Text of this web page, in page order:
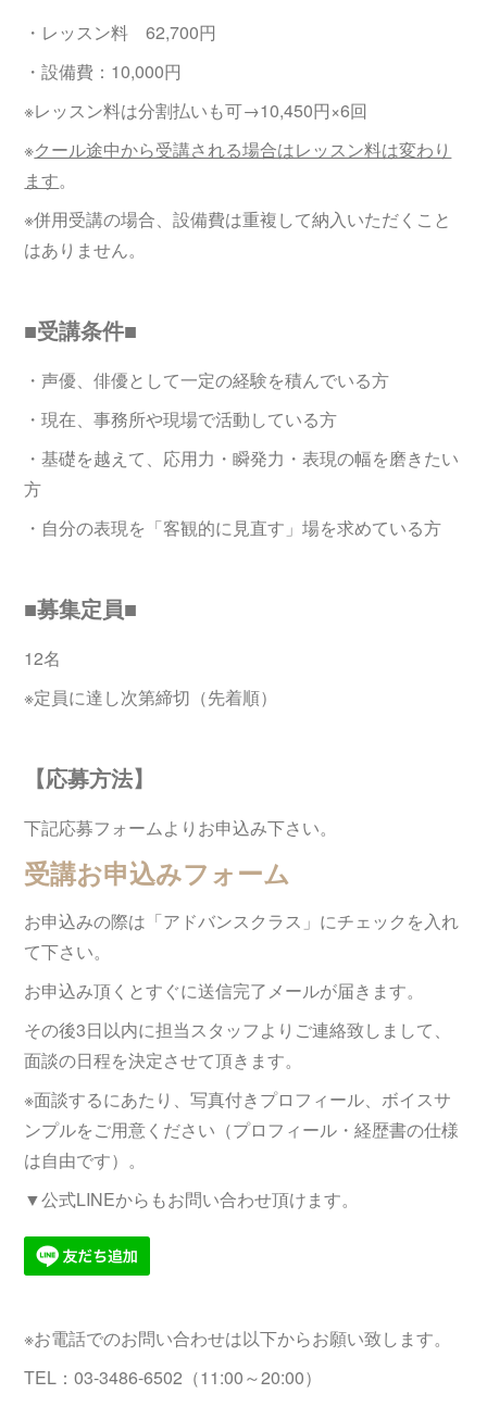
・レッスン料 62,700円
・設備費：10,000円
※レッスン料は分割払いも可→10,450円×6回
※クール途中から受講される場合はレッスン料は変わり
ます。
※併用受講の場合、設備費は重複して納入いただくこと
はありません。
■受講条件■
・声優、俳優として一定の経験を積んでいる方
・現在、事務所や現場で活動している方
・基礎を越えて、応用力・瞬発力・表現の幅を磨きたい
方
・自分の表現を「客観的に見直す」場を求めている方
■募集定員■
12名
※定員に達し次第締切（先着順）
【応募方法】
下記応募フォームよりお申込み下さい。
受講お申込みフォーム
お申込みの際は「アドバンスクラス」にチェックを入れ
て下さい。
お申込み頂くとすぐに送信完了メールが届きます。
その後3日以内に担当スタッフよりご連絡致しまして、
面談の日程を決定させて頂きます。
※面談するにあたり、写真付きプロフィール、ボイスサ
ンプルをご用意ください（プロフィール・経歴書の仕様
は自由です）。
▼公式LINEからもお問い合わせ頂けます。
※お電話でのお問い合わせは以下からお願い致します。
TEL：03-3486-6502（11:00～20:00）